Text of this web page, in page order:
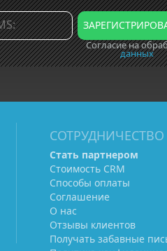
Согласие на
данных
СОТРУДНИЧЕСТВО
Стать партнером
Стоимость CRM
Способы оплаты
Соглашение
О нас
Отзывы клиентов
Получать забавные